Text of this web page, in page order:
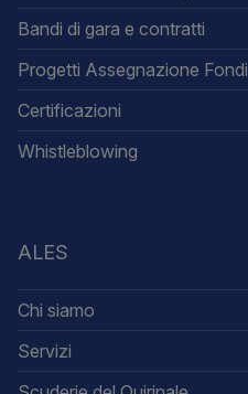
Bandi di gara e contratti
Progetti Assegnazione Fondi
Certificazioni
Whistleblowing
ALES
Chi siamo
Servizi